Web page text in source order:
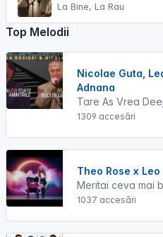
La Bine, La Rau
Top Melodii
Nicolae Guta,
Adnana
Tare As Vrea
1309 accesări
Theo Rose x
Meritai ceva mai
1037 accesări